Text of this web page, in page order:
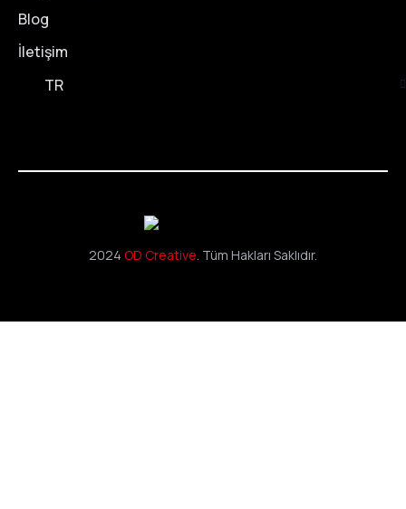
Blog
İletişim
TR
2024 OD Creative. Tüm Hakları Saklıdır.